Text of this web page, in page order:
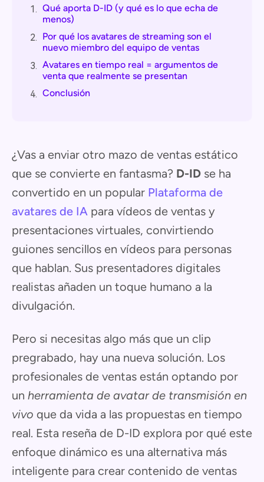
1. Qué aporta D-ID (y qué es lo que echa de
menos)
2. Por qué los avatares de streaming son el
nuevo miembro del equipo de ventas
3. Avatares en tiempo real = argumentos de
venta que realmente se presentan
4. Conclusión
¿Vas a enviar otro mazo de ventas estático
que se convierte en fantasma? D-ID se ha
convertido en un popular Plataforma de
avatares de IA para vídeos de ventas y
presentaciones virtuales, convirtiendo
guiones sencillos en vídeos para personas
que hablan. Sus presentadores digitales
realistas añaden un toque humano a la
divulgación.
Pero si necesitas algo más que un clip
pregrabado, hay una nueva solución. Los
profesionales de ventas están optando por
un herramienta de avatar de transmisión en
vivo que da vida a las propuestas en tiempo
real. Esta reseña de D-ID explora por qué este
enfoque dinámico es una alternativa más
inteligente para crear contenido de ventas